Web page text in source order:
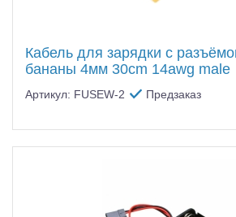
Кабель для зарядки с
бананы 4мм 30cm 14awg male
Артикул: FUSEW-2 Предзаказ